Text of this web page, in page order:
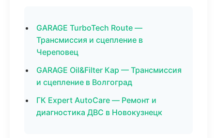
GARAGE TurboTech Route —
Трансмиссия и сцепление в
Череповец
GARAGE Oil&Filter Кар — Трансмиссия
и сцепление в Волгоград
ГК Expert AutoCare — Ремонт и
диагностика ДВС в Новокузнецк